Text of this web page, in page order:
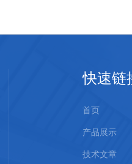
快速链
首页
产品展示
技术文章